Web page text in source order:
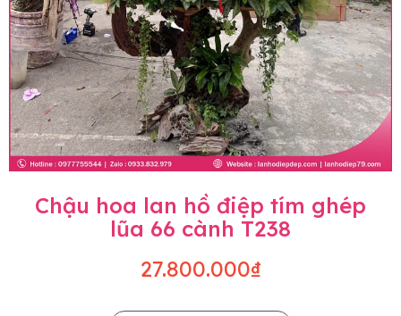
Chậu hoa lan hồ điệp tím ghép
lũa 66 cành T238
27.800.000₫